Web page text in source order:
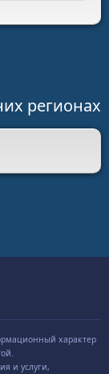
регионах
характер
и услуги,